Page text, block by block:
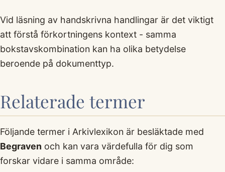
Vid läsning av handskrivna handlingar är det viktigt
att förstå förkortningens kontext - samma
bokstavskombination kan ha olika betydelse
beroende på dokumenttyp.
Relaterade termer
Följande termer i Arkivlexikon är besläktade med
Begraven och kan vara värdefulla för dig som
forskar vidare i samma område: